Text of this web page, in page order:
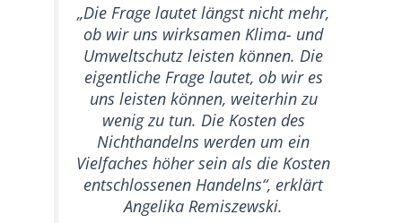
„Die Frage lautet längst nicht mehr,
ob wir uns wirksamen Klima- und
Umweltschutz leisten können. Die
eigentliche Frage lautet, ob wir es
uns leisten können, weiterhin zu
wenig zu tun. Die Kosten des
Nichthandelns werden um ein
Vielfaches höher sein als die Kosten
entschlossenen Handelns“, erklärt
Angelika Remiszewski.